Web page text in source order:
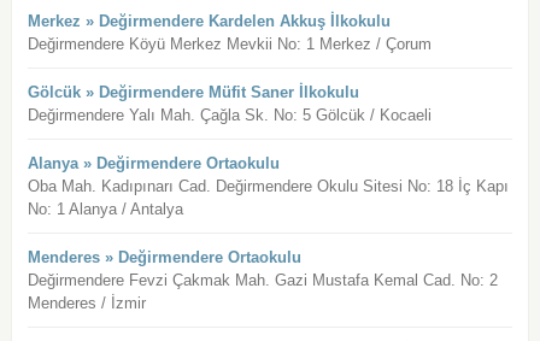
Merkez » Değirmendere Kardelen Akkuş İlkokulu
Değirmendere Köyü Merkez Mevkii No: 1 Merkez / Çorum
Gölcük » Değirmendere Müfit Saner İlkokulu
Değirmendere Yalı Mah. Çağla Sk. No: 5 Gölcük / Kocaeli
Alanya » Değirmendere Ortaokulu
Oba Mah. Kadıpınarı Cad. Değirmendere Okulu Sitesi No: 18 İç Kapı
No: 1 Alanya / Antalya
Menderes » Değirmendere Ortaokulu
Değirmendere Fevzi Çakmak Mah. Gazi Mustafa Kemal Cad. No: 2
Menderes / İzmir